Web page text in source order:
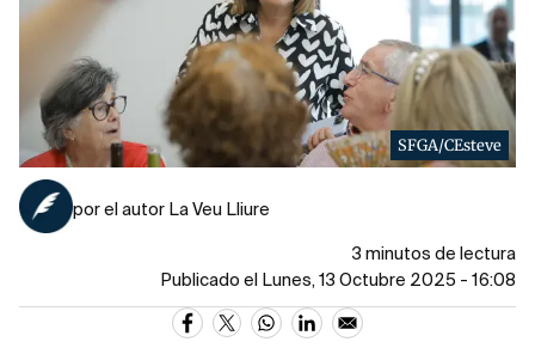
SFGA/CEsteve
por el autor La Veu Lliure
3 minutos de lectura
Publicado el Lunes, 13 Octubre 2025 - 16:08